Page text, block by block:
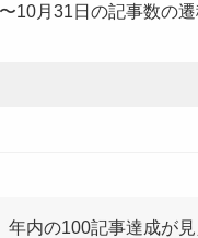
10月31日の記事数の遷
年内の100記事達成が